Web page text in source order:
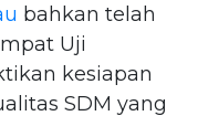
bahkan telah
Uji
kesiapan
SDM yang